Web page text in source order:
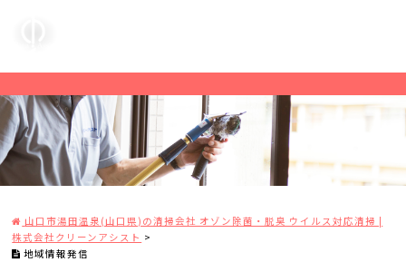
山口市湯田温泉(山口県)の清掃会社 オゾン除菌・脱臭 ウイルス対応清掃 |
株式会社クリーンアシスト >
地域情報発信